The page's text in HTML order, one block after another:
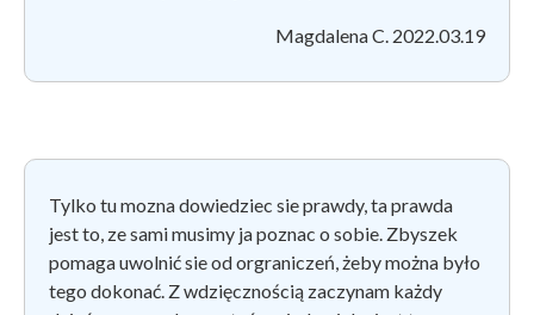
Magdalena C. 2022.03.19
Tylko tu mozna dowiedziec sie prawdy, ta prawda
jest to, ze sami musimy ja poznac o sobie. Zbyszek
pomaga uwolnić sie od orgraniczeń, żeby można było
tego dokonać. Z wdzięcznością zaczynam każdy